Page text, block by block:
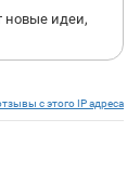
новые идеи,
с этого IP адреса